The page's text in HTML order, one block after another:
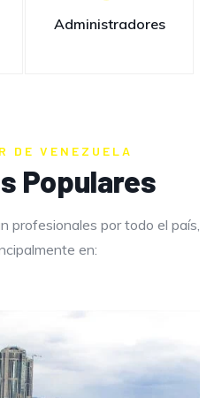
Administradores
DE VENEZUELA
Populares
profesionales por todo el país,
en: